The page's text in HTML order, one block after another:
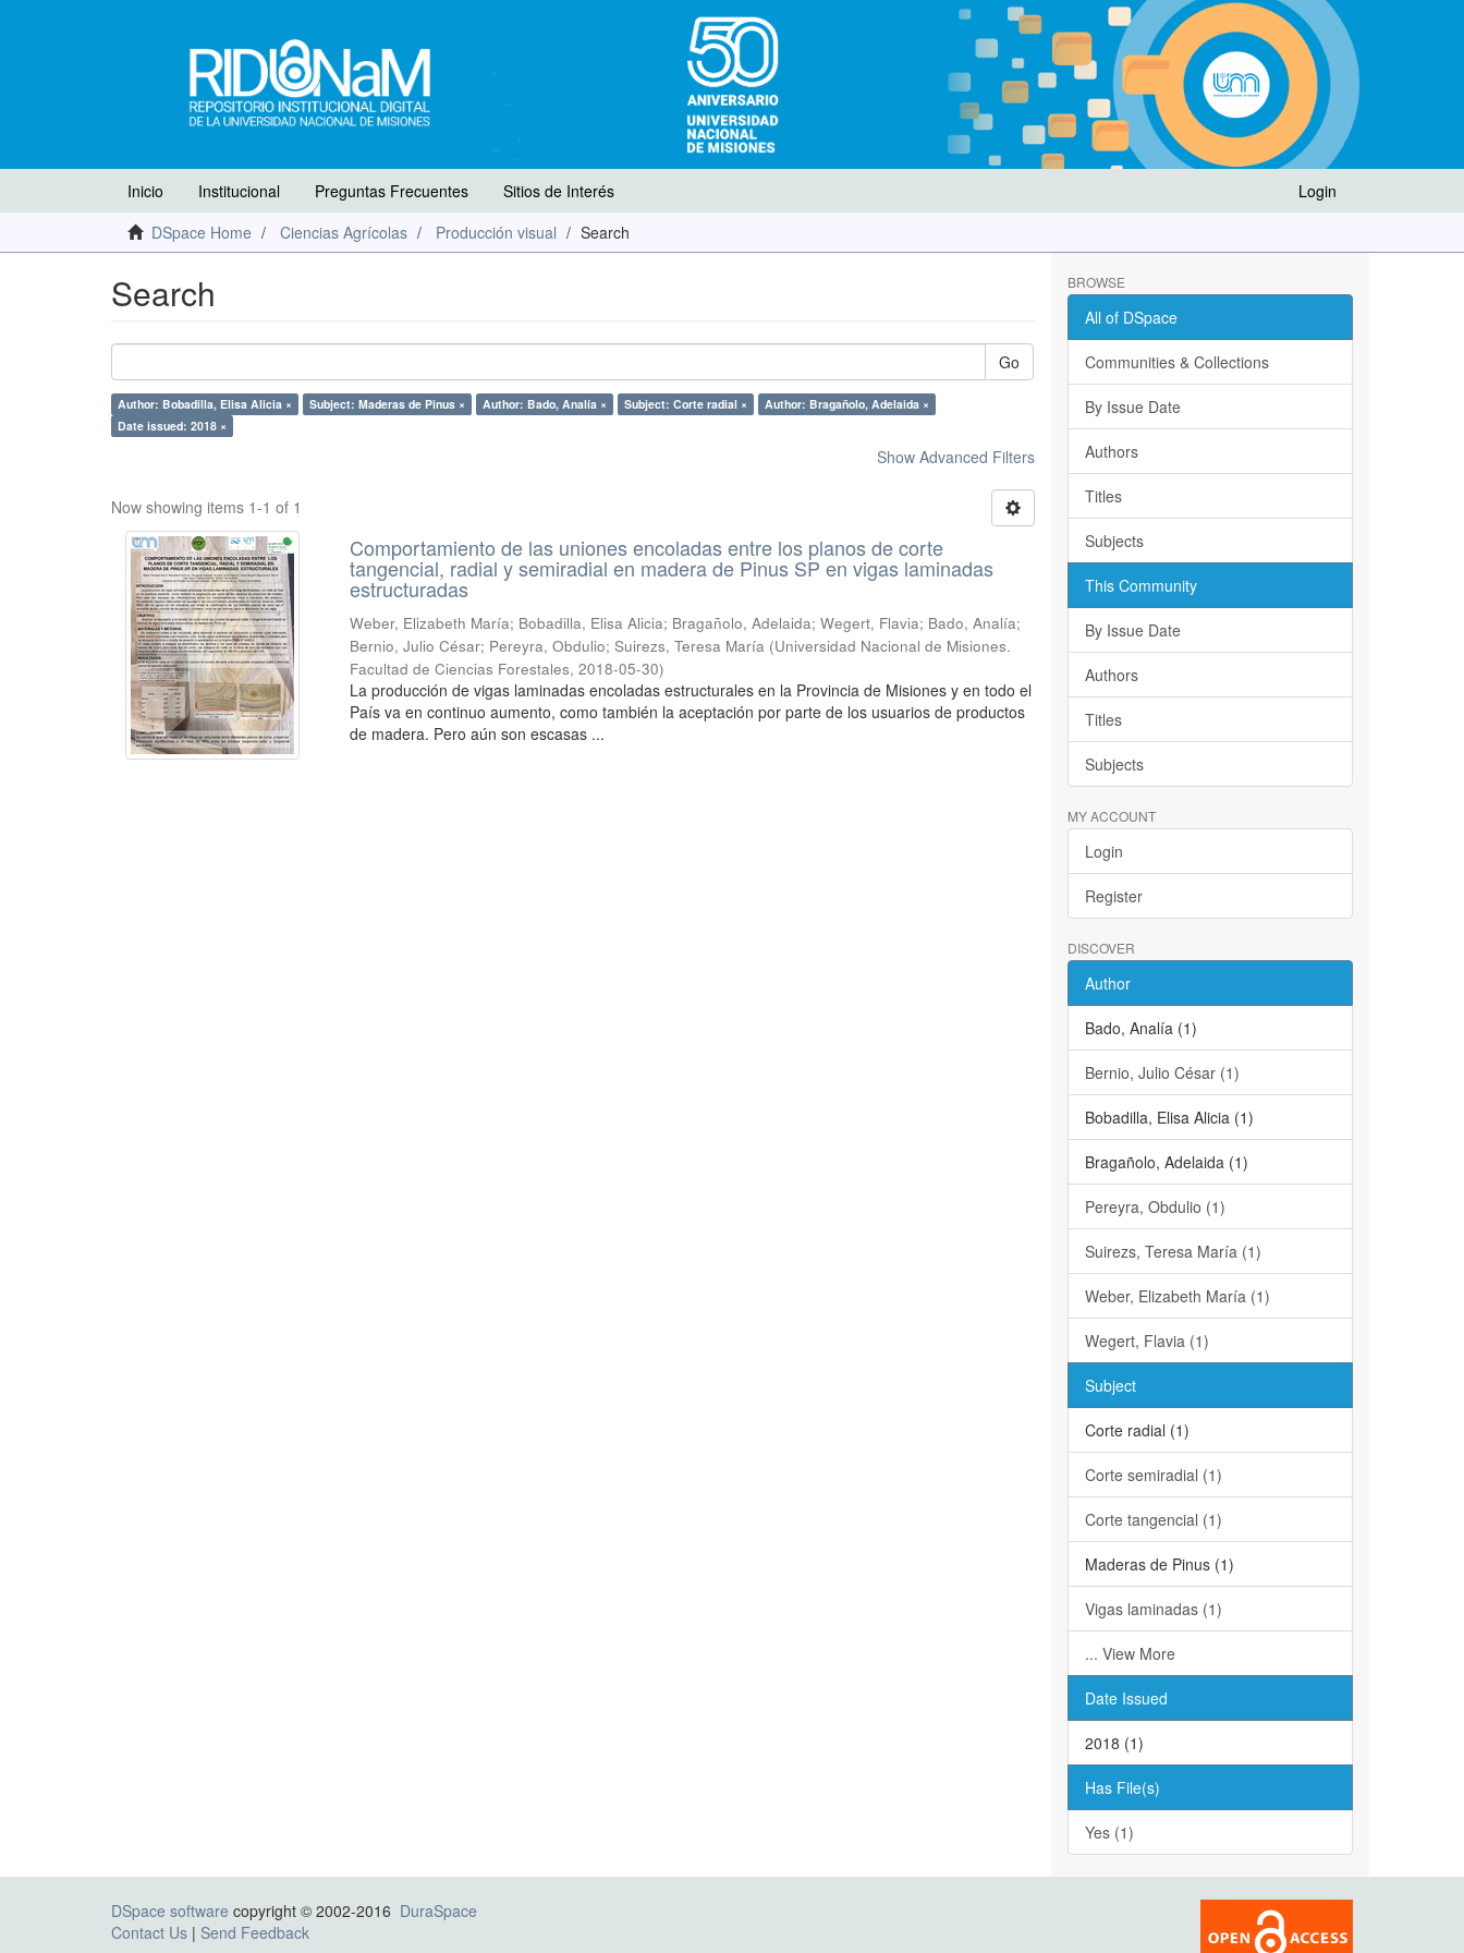
Login
Inicio Institucional Preguntas Frecuentes
Sitios de Interés
DSpace Home
Ciencias Agrícolas Producción visual Search
Search
Go
Author: Bobadilla, Elisa Alicia × Subject: Maderas de Pinus × Author: Bado, Analía × Subject: Corte radial ×
Author: Bragañolo, Adelaida ×
Date issued: 2018 ×
Show Advanced Filters
Now showing items 1-1 of 1
Comportamiento de las uniones encoladas entre los planos de corte
tangencial, radial y semiradial en madera de Pinus SP en vigas laminadas
estructuradas
Weber, Elizabeth María; Bobadilla, Elisa Alicia; Bragañolo, Adelaida; Wegert, Flavia; Bado, Analía;
Bernio, Julio César; Pereyra, Obdulio; Suirezs, Teresa María (Universidad Nacional de Misiones.
Facultad de Ciencias Forestales,2018-05-30)
La producción de vigas laminadas encoladas estructurales en la Provincia de Misiones y en todo el
País va en continuo aumento, como también la aceptación por parte de los usuarios de productos
de madera. Pero aún son escasas ...
BROWSE
All of DSpace
Communities & Collections
By Issue Date
Authors
Titles
Subjects
This Community
By Issue Date
Authors
Titles
Subjects
MY ACCOUNT
Login
Register
DISCOVER
Author
Bado, Analía (1)
Bernio, Julio César (1)
Bobadilla, Elisa Alicia (1)
Bragañolo, Adelaida (1)
Pereyra, Obdulio (1)
Suirezs, Teresa María (1)
Weber, Elizabeth María (1)
Wegert, Flavia (1)
Subject
Corte radial (1)
Corte semiradial (1)
Corte tangencial (1)
Maderas de Pinus (1)
Vigas laminadas (1)
... View More
Date Issued
2018 (1)
Has File(s)
Yes (1)
DSpace software copyright © 2002-2016 DuraSpace
Contact Us | Send Feedback